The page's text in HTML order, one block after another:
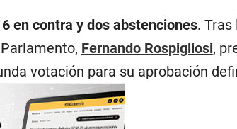
en contra y dos abstenciones. Tras
Fernando Rospigliosi,
votación para su aprobación